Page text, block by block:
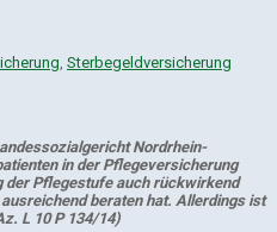
Sterbegeldversicherung
Nordrhein-
in der Pflegeversicherung
der Pflegestufe auch rückwirkend
beraten hat. Allerdings ist
L 10 P 134/14)